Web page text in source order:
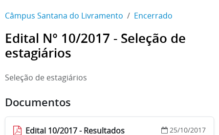
Câmpus Santana do Livramento Encerrado
Edital N° 10/2017 - Seleção de
estagiários
Seleção de estagiários
Documentos
Edital 10/2017 - Resultados 25/10/2017